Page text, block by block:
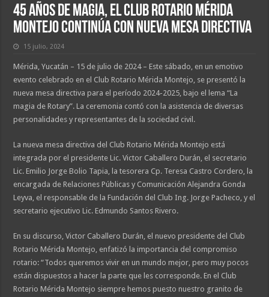
45 años de magia, El Club Rotario Mérida
Montejo continúa con nueva mesa Directiva
15 julio, 2024
Mérida, Yucatán – 15 de julio de 2024 – Este sábado, en un emotivo
evento celebrado en el Club Rotario Mérida Montejo, se presentó la
nueva mesa directiva para el período 2024-2025, bajo el lema “La
magia de Rotary”. La ceremonia contó con la asistencia de diversas
personalidades y representantes de la sociedad civil.
La nueva mesa directiva del Club Rotario Mérida Montejo está
integrada por el presidente Lic. Victor Caballero Durán, el secretario
Lic. Emilio Jorge Bolio Tapia, la tesorera Cp. Teresa Castro Cordero, la
encargada de Relaciones Públicas y Comunicación Alejandra Gonda
Leyva, el responsable de la Fundación del Club Ing. Jorge Pacheco, y el
secretario ejecutivo Lic. Edmundo Santos Rivero.
En su discurso, Victor Caballero Durán, el nuevo presidente del Club
Rotario Mérida Montejo, enfatizó la importancia del compromiso
rotario: “Todos queremos vivir en un mundo mejor, pero muy pocos
están dispuestos a hacer la parte que les corresponde. En el Club
Rotario Mérida Montejo siempre hemos puesto nuestro granito de